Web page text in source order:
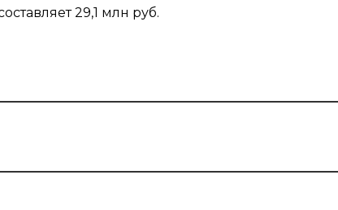
29,1 млн руб.